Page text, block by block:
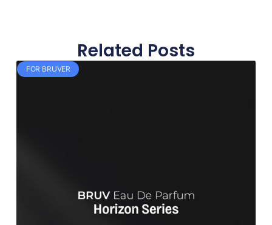
Related Posts
FOR BRUVER